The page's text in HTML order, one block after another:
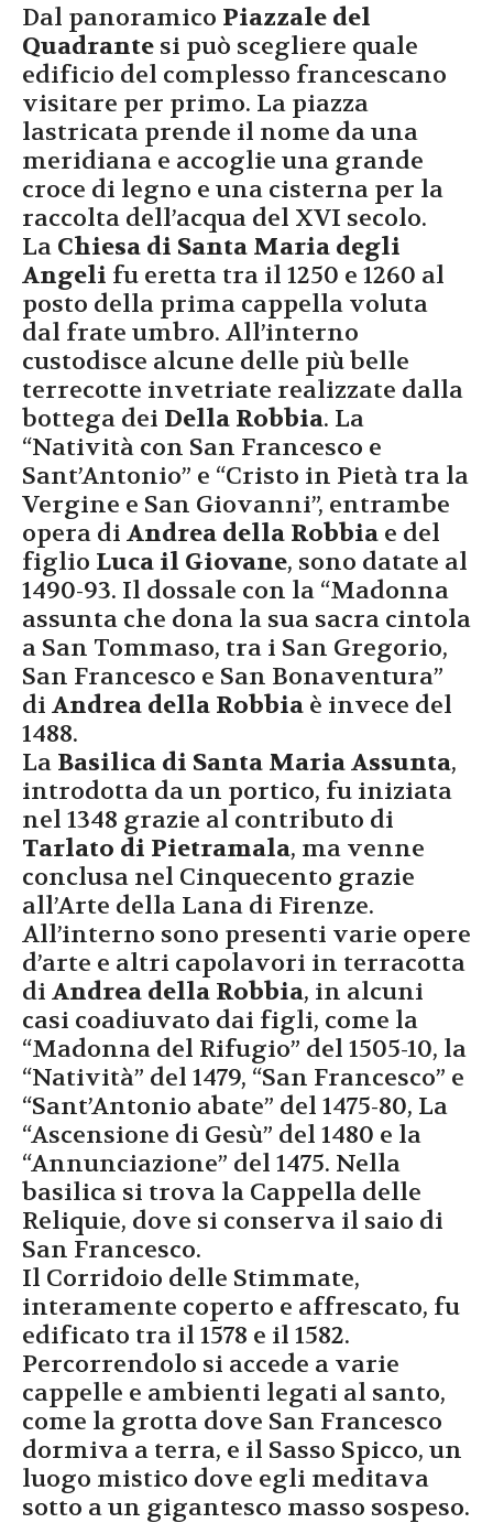
Dal panoramico Piazzale del
Quadrante si può scegliere quale
edificio del complesso francescano
visitare per primo. La piazza
lastricata prende il nome da una
meridiana e accoglie una grande
croce di legno e una cisterna per la
raccolta dell’acqua del XVI secolo.
La Chiesa di Santa Maria degli
Angeli fu eretta tra il 1250 e 1260 al
posto della prima cappella voluta
dal frate umbro. All’interno
custodisce alcune delle più belle
terrecotte invetriate realizzate dalla
bottega dei Della Robbia. La
“Natività con San Francesco e
Sant’Antonio” e “Cristo in Pietà tra la
Vergine e San Giovanni”, entrambe
opera di Andrea della Robbia e del
figlio Luca il Giovane, sono datate al
1490-93. Il dossale con la “Madonna
assunta che dona la sua sacra cintola
a San Tommaso, tra i San Gregorio,
San Francesco e San Bonaventura”
di Andrea della Robbia è invece del
1488.
La Basilica di Santa Maria Assunta,
introdotta da un portico, fu iniziata
nel 1348 grazie al contributo di
Tarlato di Pietramala, ma venne
conclusa nel Cinquecento grazie
all’Arte della Lana di Firenze.
All’interno sono presenti varie opere
d’arte e altri capolavori in terracotta
di Andrea della Robbia, in alcuni
casi coadiuvato dai figli, come la
“Madonna del Rifugio” del 1505-10, la
“Natività” del 1479, “San Francesco” e
“Sant’Antonio abate” del 1475-80, La
“Ascensione di Gesù” del 1480 e la
“Annunciazione” del 1475. Nella
basilica si trova la Cappella delle
Reliquie, dove si conserva il saio di
San Francesco.
Il Corridoio delle Stimmate,
interamente coperto e affrescato, fu
edificato tra il 1578 e il 1582.
Percorrendolo si accede a varie
cappelle e ambienti legati al santo,
come la grotta dove San Francesco
dormiva a terra, e il Sasso Spicco, un
luogo mistico dove egli meditava
sotto a un gigantesco masso sospeso.